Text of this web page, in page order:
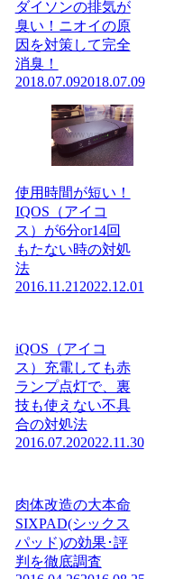
ダイソンの排気が
臭い！ニオイの原
因を対策して完全
消臭！
2018.07.092018.07.09
使用時間が短い！
IQOS（アイコ
ス）が6分or14回
もたない時の対処
法
2016.11.21 2022.12.01
iQOS（アイコ
ス）充電しても赤
ランプ点灯で、裏
技も使えない不具
合の対処法
2016.07.202022.11.30
肉体改造の大本命
SIXPAD(シックス
パッド)の効果･評
判を徹底調査